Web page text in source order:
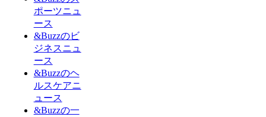
ポーツニュ
ース
&Buzzのビ
ジネスニュ
ース
&Buzzのヘ
ルスケアニ
ュース
&Buzzの一